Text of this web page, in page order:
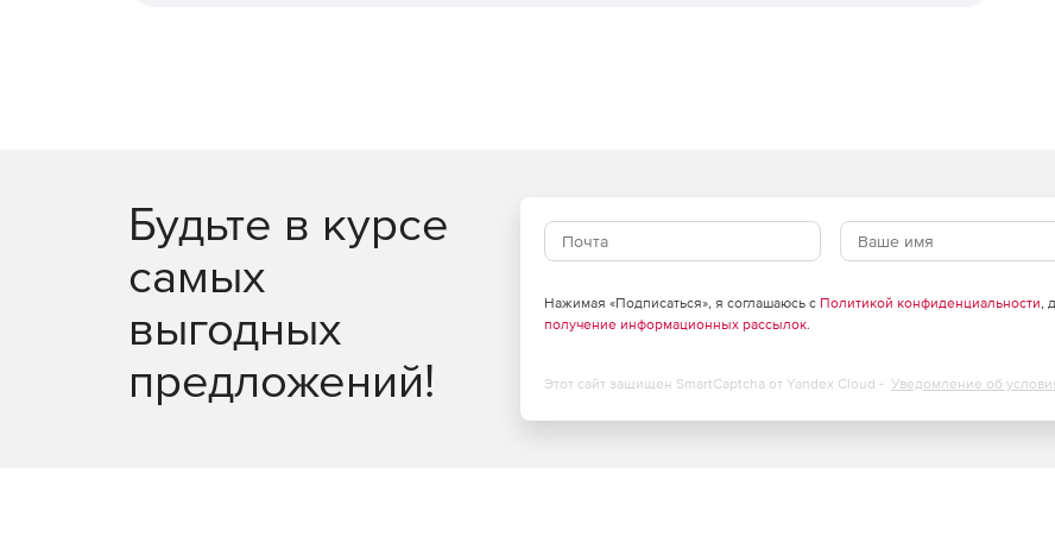
Будьте в курсе
самых
выгодных
предложений!
Нажимая «Подписаться», я соглашаюсь с Политикой конфиденциальности,
получение информационных рассылок.
Этот сайт защищен SmartCaptcha от Yandex Cloud - Уведомление об